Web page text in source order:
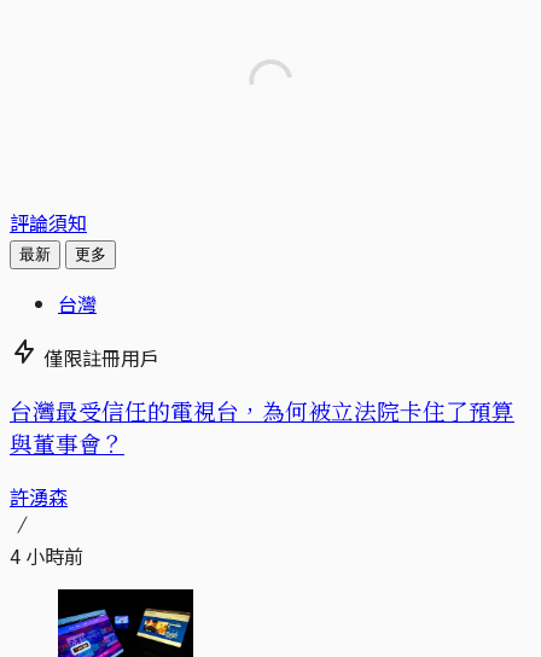
評論須知
最新 更多
台灣
僅限註冊用戶
台灣最受信任的電視台，為何被立法院卡住了預算
與董事會？
許湧森
4 小時前